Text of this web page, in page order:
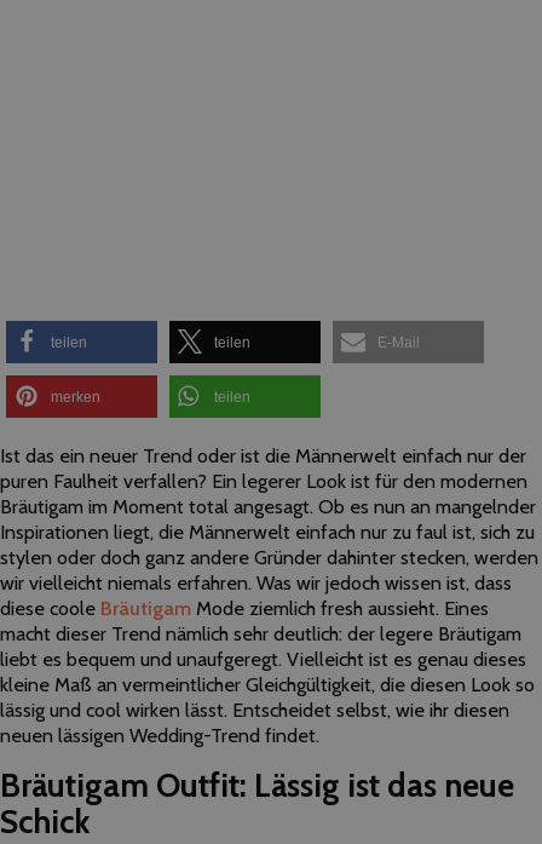
teilen teilen E-Mail
merken teilen
Ist das ein neuer Trend oder ist die Männerwelt einfach nur der
puren Faulheit verfallen? Ein legerer Look ist für den modernen
Bräutigam im Moment total angesagt. Ob es nun an mangelnder
Inspirationen liegt, die Männerwelt einfach nur zu faul ist, sich zu
stylen oder doch ganz andere Gründer dahinter stecken, werden
wir vielleicht niemals erfahren. Was wir jedoch wissen ist, dass
diese coole Bräutigam Mode ziemlich fresh aussieht. Eines
macht dieser Trend nämlich sehr deutlich: der legere Bräutigam
liebt es bequem und unaufgeregt. Vielleicht ist es genau dieses
kleine Maß an vermeintlicher Gleichgültigkeit, die diesen Look so
lässig und cool wirken lässt. Entscheidet selbst, wie ihr diesen
neuen lässigen Wedding-Trend findet.
Bräutigam Outfit: Lässig ist das neue
Schick